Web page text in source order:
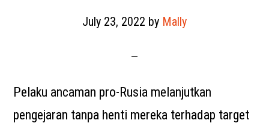
July 23, 2022 by Mally
Pelaku ancaman pro-Rusia melanjutkan
pengejaran tanpa henti mereka terhadap target